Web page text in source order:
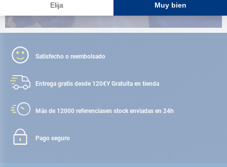
ENCUENTRA UNA TIENDA
Satisfecho o reembolsado
Entrega gratis desde 120€Y Gratuita en tienda
Más de 12000 referenciasen stock enviadas en 24h
Pago seguro